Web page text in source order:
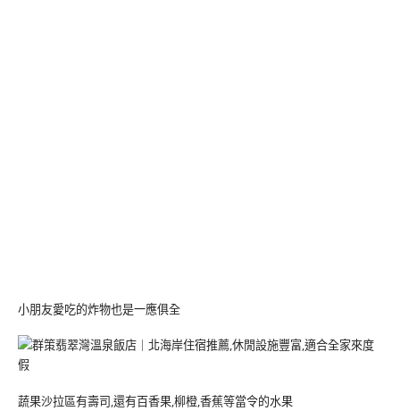
小朋友愛吃的炸物也是一應俱全
蔬果沙拉區有壽司,還有百香果,柳橙,香蕉等當令的水果